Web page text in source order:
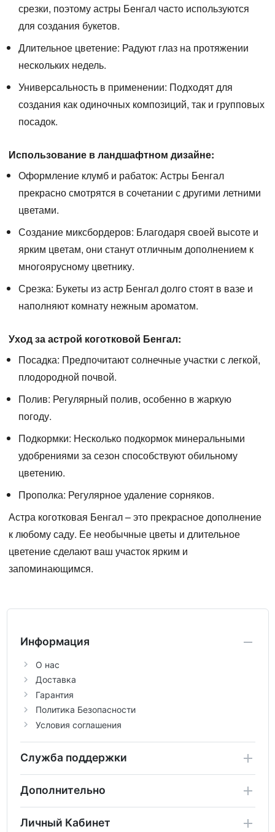
срезки, поэтому астры Бенгал часто используются
для создания букетов.
Длительное цветение: Радуют глаз на протяжении
нескольких недель.
Универсальность в применении: Подходят для
создания как одиночных композиций, так и групповых
посадок.
Использование в ландшафтном дизайне:
Оформление клумб и рабаток: Астры Бенгал
прекрасно смотрятся в сочетании с другими летними
цветами.
Создание миксбордеров: Благодаря своей высоте и
ярким цветам, они станут отличным дополнением к
многоярусному цветнику.
Срезка: Букеты из астр Бенгал долго стоят в вазе и
наполняют комнату нежным ароматом.
Уход за астрой коготковой Бенгал:
Посадка: Предпочитают солнечные участки с легкой,
плодородной почвой.
Полив: Регулярный полив, особенно в жаркую
погоду.
Подкормки: Несколько подкормок минеральными
удобрениями за сезон способствуют обильному
цветению.
Прополка: Регулярное удаление сорняков.
Астра коготковая Бенгал– это прекрасное дополнение
к любому саду. Ее необычные цветы и длительное
цветение сделают ваш участок ярким и
запоминающимся.
Информация
О нас
Доставка
Гарантия
Политика Безопасности
Условия соглашения
Служба поддержки
Дополнительно
Личный Кабинет